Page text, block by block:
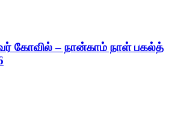
கோவில் – நான்காம் நாள் பகல்த்